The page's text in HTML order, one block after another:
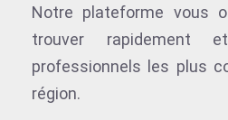
Notre plateforme vous
trouver rapidement
professionnels les plus
région.